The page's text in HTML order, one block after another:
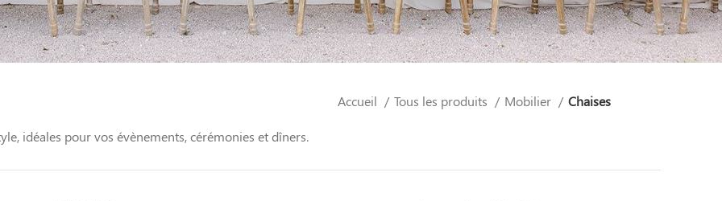
Accueil Tous les produits Mobilier Chaises
idéales pour vos évènements, cérémonies et dîners.